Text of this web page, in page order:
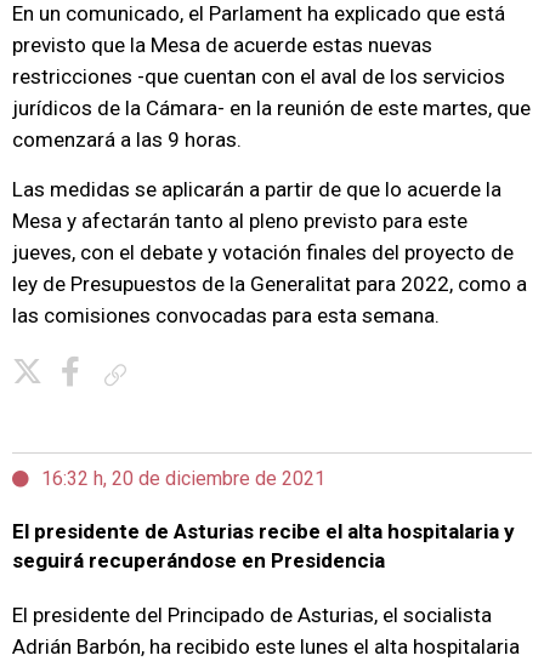
En un comunicado, el Parlament ha explicado que está
previsto que la Mesa de acuerde estas nuevas
restricciones -que cuentan con el aval de los servicios
jurídicos de la Cámara- en la reunión de este martes, que
comenzará a las 9 horas.
Las medidas se aplicarán a partir de que lo acuerde la
Mesa y afectarán tanto al pleno previsto para este
jueves, con el debate y votación finales del proyecto de
ley de Presupuestos de la Generalitat para 2022, como a
las comisiones convocadas para esta semana.
16:32 h, 20 de diciembre de 2021
El presidente de Asturias recibe el alta hospitalaria y
seguirá recuperándose en Presidencia
El presidente del Principado de Asturias, el socialista
Adrián Barbón, ha recibido este lunes el alta hospitalaria